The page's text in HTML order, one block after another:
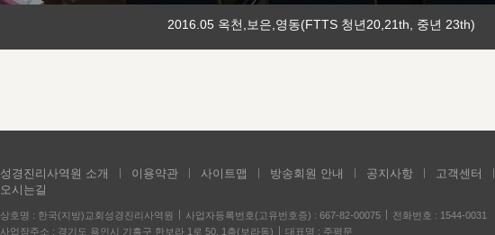
2016.05 옥천,보은,영동(FTTS 청년20,21th, 중년 23th)
성경진리사역원 소개 이용약관 사이트맵 방송회원 안내 공지사항
고객센터
오시는길
상호명 : 한국(지방)교회성경진리사역원 사업자등록번호(고유번호증) : 667-82-00075
전화번호 : 1544-0031
사업장주소 : 경기도 용인시 기흥구 한보라 1로 50, 1층(보라동)
대표명 : 주평문